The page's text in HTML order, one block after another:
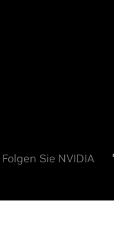
Folgen Sie NVIDIA